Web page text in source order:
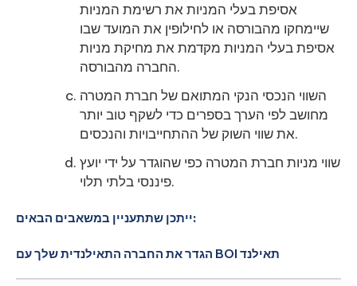
אסיפת בעלי המניות את רשימת המניות
שיימחקו מהבורסה או לחילופין את המועד שבו
אסיפת בעלי המניות מקדמת את מחיקת מניות
החברה מהבורסה.
השווי הנכסי הנקי המתואם של חברת המטרה
מחושב לפי הערך בספרים כדי לשקף טוב יותר
את שווי השוק של ההתחייבויות והנכסים.
שווי מניות חברת המטרה כפי שהוגדר על ידי יועץ
פיננסי בלתי תלוי.
ייתכן שתתעניין במשאבים הבאים:
הגדר את החברה התאילנדית שלך עם BOI תאילנד